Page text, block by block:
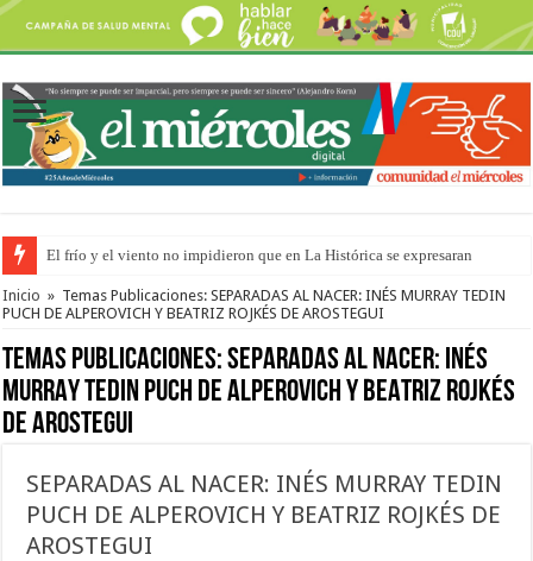
El frío y el viento no impidieron que en La Histórica se expresaran
OSER: Frigerio aseguró que mejoraron el servicio, redujeron el déficit en
Inicio » Temas Publicaciones: SEPARADAS AL NACER: INÉS MURRAY TEDIN
PUCH DE ALPEROVICH Y BEATRIZ ROJKÉS DE AROSTEGUI
Temas Publicaciones:SEPARADAS AL NACER: INÉS
MURRAY TEDIN PUCH DE ALPEROVICH Y BEATRIZ ROJKÉS
DE AROSTEGUI
SEPARADAS AL NACER: INÉS MURRAY TEDIN
PUCH DE ALPEROVICH Y BEATRIZ ROJKÉS DE
AROSTEGUI